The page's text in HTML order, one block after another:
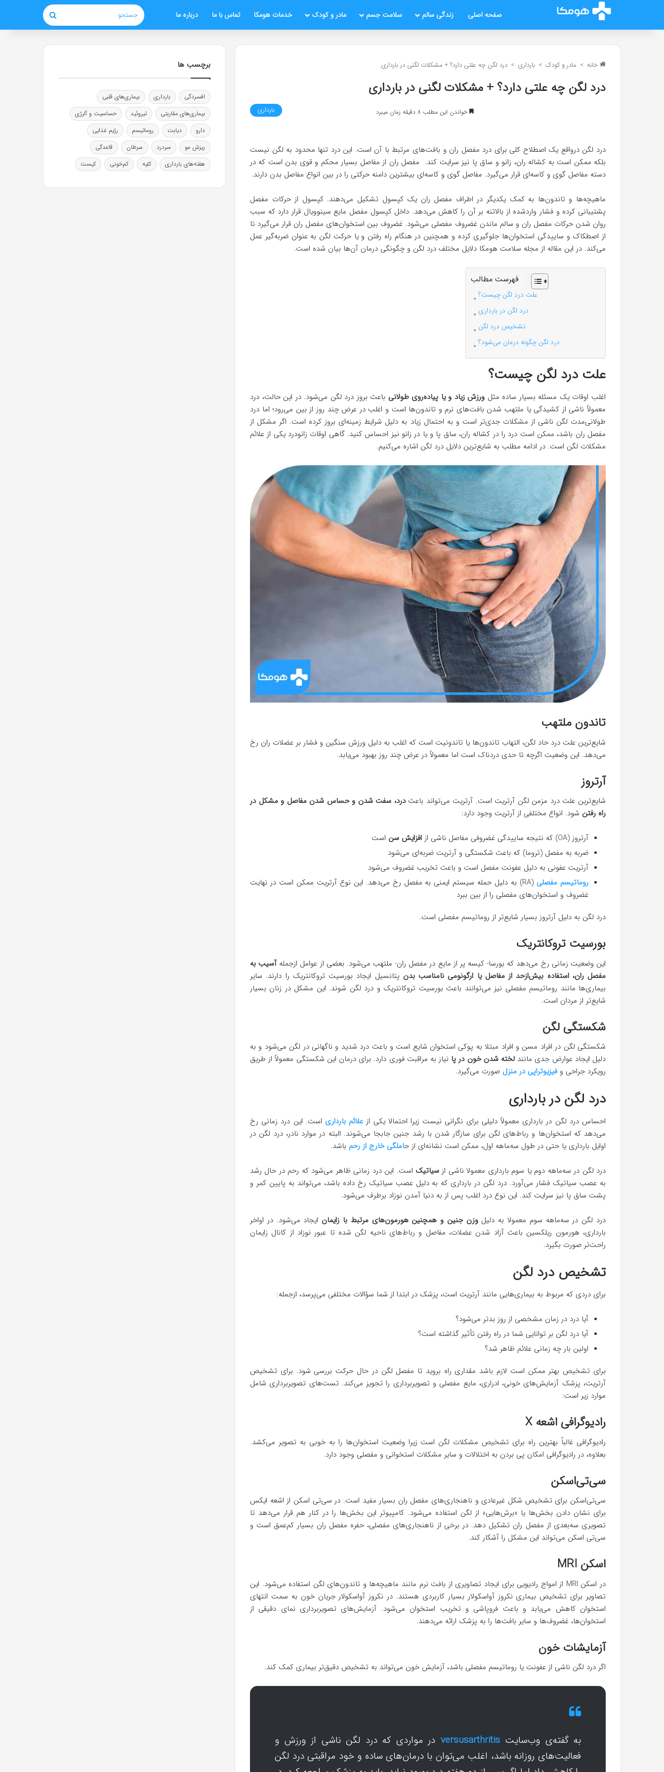
صفحه اصلی زندگی سالم سلامت جسم مادر و کودک خدمات هومکا تماس با ما درباره ما جستجو
خانه > مادر و کودک > بارداری > درد لگن چه علتی دارد؟ + مشکلات لگنی در بارداری
درد لگن چه علتی دارد؟ + مشکلات لگنی در بارداری
خواندن این مطلب 8 دقیقه زمان میبرد بارداری
درد لگن درواقع یک اصطلاح کلی برای درد مفصل ران و بافت‌های مرتبط با آن است. این درد تنها محدود به لگن نیست
بلکه ممکن است به کشاله ران، زانو و ساق پا نیز سرایت کند. مفصل ران از مفاصل بسیار محکم و قوی بدن است که در
دسته مفاصل گوی و کاسه‌ای قرار می‌گیرد. مفاصل گوی و کاسه‌ای بیشترین دامنه حرکتی را در بین انواع مفاصل بدن دارند.
ماهیچه‌ها و تاندون‌ها به کمک یکدیگر در اطراف مفصل ران یک کپسول تشکیل می‌دهند. کپسول از حرکات مفصل
پشتیبانی کرده و فشار واردشده از بالاتنه بر آن را کاهش می‌دهد. داخل کپسول مفصل مایع سینوویال قرار دارد که سبب
روان شدن حرکات مفصل ران و سالم ماندن غضروف مفصلی می‌شود. غضروف بین استخوان‌های مفصل ران قرار می‌گیرد تا
از اصطکاک و ساییدگی استخوان‌ها جلوگیری کرده و همچنین در هنگام راه رفتن و یا حرکت لگن به عنوان ضربه‌گیر عمل
می‌کند. در این مقاله از مجله سلامت هومکا دلایل مختلف درد لگن و چگونگی درمان آن‌ها بیان شده است.
فهرست مطالب
علت درد لگن چیست؟
درد لگن در بارداری
تشخیص درد لگن
درد لگن چگونه درمان می‌شود؟
علت درد لگن چیست؟
اغلب اوقات یک مسئله بسیار ساده مثل ورزش زیاد و یا پیاده‌روی طولانی باعث بروز درد لگن می‌شود. در این حالت، درد
معمولاً ناشی از کشیدگی یا ملتهب شدن بافت‌های نرم و تاندون‌ها است و اغلب در عرض چند روز از بین می‌رود؛ اما درد
طولانی‌مدت لگن ناشی از مشکلات جدی‌تر است و به احتمال زیاد به دلیل شرایط زمینه‌ای بروز کرده است. اگر مشکل از
مفصل ران باشد، ممکن است درد را در کشاله ران، ساق پا و یا در زانو نیز احساس کنید. گاهی اوقات زانودرد یکی از علائم
مشکلات لگن است. در ادامه مطلب به شایع‌ترین دلایل درد لگن اشاره می‌کنیم.
تاندون ملتهب
شایع‌ترین علت درد حاد لگن، التهاب تاندون‌ها یا تاندونیت است که اغلب به دلیل ورزش سنگین و فشار بر عضلات ران رخ
می‌دهد. این وضعیت اگرچه تا حدی دردناک است اما معمولاً در عرض چند روز بهبود می‌یابد.
آرتروز
شایع‌ترین علت درد مزمن لگن آرتریت است. آرتریت می‌تواند باعث درد، سفت شدن و حساس شدن مفاصل و مشکل در
راه رفتن شود. انواع مختلفی از آرتریت وجود دارد:
آرتروز (OA) که نتیجه ساییدگی غضروفی مفاصل ناشی از افزایش سن است
ضربه به مفصل (تروما) که باعث شکستگی و آرتریت ضربه‌ای می‌شود
آرتریت عفونی به دلیل عفونت مفصل است و باعث تخریب غضروف می‌شود
روماتیسم مفصلی
(RA) به دلیل حمله سیستم ایمنی به مفصل رخ می‌دهد. این نوع آرتریت ممکن است در نهایت
غضروف و استخوان‌های مفصلی را از بین ببرد
درد لگن به دلیل آرتروز بسیار شایع‌تر از روماتیسم مفصلی است.
بورسیت تروکانتریک
این وضعیت زمانی رخ می‌دهد که بورسا- کیسه پر از مایع در مفصل ران- ملتهب می‌شود. بعضی از عوامل ازجملهآسیب به
مفصل ران، استفاده بیش‌ازحد از مفاصل یا ارگونومی نامناسب بدن پتانسیل ایجاد بورسیت تروکانتریک را دارند. سایر
بیماری‌ها مانند روماتیسم مفصلی نیز می‌توانند باعث بورسیت تروکانتریک و درد لگن شوند. این مشکل در زنان بسیار
شایع‌تر از مردان است.
شکستگی لگن
شکستگی لگن در افراد مسن و افراد مبتلا به پوکی استخوان شایع است و باعث درد شدید و ناگهانی در لگن می‌شود و به
دلیل ایجاد عوارض جدی مانند لخته شدن خون در پا نیاز به مراقبت فوری دارد. برای درمان این شکستگی معمولاً از طریق
رویکرد جراحی و فیزیوتراپی در منزل صورت می‌گیرد.
درد لگن در بارداری
احساس درد لگن در بارداری معمولاً دلیلی برای نگرانی نیست زیرا احتمالا یکی از علائم بارداری است. این درد زمانی رخ
می‌دهد که استخوان‌ها و رباط‌های لگن برای سازگار شدن با رشد جنین جابجا می‌شوند. البته در موارد نادر، درد لگن در
اوایل بارداری یا حتی در طول سه‌ماهه اول، ممکن است نشانه‌ای از حاملگی خارج از رحم باشد.
درد لگن در سه‌ماهه دوم یا سوم بارداری معمولا ناشی از سیاتیک است. این درد زمانی ظاهر می‌شود که رحم در حال رشد
به عصب سیاتیک فشار می‌آورد. درد لگن در بارداری که به دلیل عصب سیاتیک رخ داده باشد، می‌تواند به پایین کمر و
پشت ساق پا نیز سرایت کند. این نوع درد اغلب پس از به دنیا آمدن نوزاد برطرف می‌شود.
درد لگن در سه‌ماهه سوم معمولا به دلیلوزن جنین و همچنین هورمون‌های مرتبط با زایمان ایجاد می‌شود. در اواخر
بارداری، هورمون ریلکسین باعث آزاد شدن عضلات، مفاصل و رباط‌های ناحیه لگن شده تا عبور نوزاد از کانال زایمان
راحت‌تر صورت بگیرد.
تشخیص درد لگن
برای دردی که مربوط به بیماری‌هایی مانند آرتریت است، پزشک در ابتدا از شما سؤالات مختلفی می‌پرسد، ازجمله:
آیا درد در زمان مشخصی از روز بدتر می‌شود؟
آیا درد لگن بر توانایی شما در راه رفتن تأثیر گذاشته است؟
اولین بار چه زمانی علائم ظاهر شد؟
برای تشخیص بهتر ممکن است لازم باشد مقداری راه بروید تا مفصل لگن در حال حرکت بررسی شود. برای تشخیص
آرتریت، پزشک آزمایش‌های خونی، ادراری، مایع مفصلی و تصویربرداری را تجویز می‌کند. تست‌های تصویربرداری شامل
موارد زیر است:
رادیوگرافی اشعه X
رادیوگرافی غالباً بهترین راه برای تشخیص مشکلات لگن است زیرا وضعیت استخوان‌ها را به خوبی به تصویر می‌کشد.
بعلاوه، در رادیوگرافی امکان پی بردن به اختلالات و سایر مشکلات استخوانی و مفصلی وجود دارد.
سی‌تی‌اسکن
سی‌تی‌اسکن برای تشخیص شکل غیرعادی و ناهنجاری‌های مفصل ران بسیار مفید است. در سی‌تی‌ اسکن‌ از اشعه ایکس
برای نشان دادن بخش‌ها یا «برش‌هایی» از لگن استفاده می‌شود. کامپیوتر این بخش‌ها را در کنار هم قرار می‌دهد تا
تصویری سه‌بعدی از مفصل ران تشکیل دهد. در برخی از ناهنجاری‌های مفصلی، حفره مفصل ران بسیار کم‌عمق است و
سی‌تی اسکن می‌تواند این مشکل را آشکار کند.
اسکن MRI
در اسکن MRI از امواج رادیویی برای ایجاد تصاویری از بافت نرم مانند ماهیچه‌ها و تاندون‌های لگن استفاده می‌شود. این
تصاویر برای تشخیص بیماری نکروز آواسکولار بسیار کاربردی هستند. در نکروز آواسکولار جریان خون به سمت انتهای
استخوان کاهش می‌یابد و باعث فروپاشی و تخریب استخوان می‌شود. آزمایش‌های تصویربرداری نمای دقیقی از
استخوان‌ها، غضروف‌ها و سایر بافت‌ها را به پزشک ارائه می‌دهند.
آزمایشات خون
اگر درد لگن ناشی از عفونت یا روماتیسم مفصلی باشد، آزمایش خون می‌تواند به تشخیص دقیق‌تر بیماری کمک کند.
به گفته‌ی وب‌سایتversusarthritis در مواردی که درد لگن ناشی از ورزش و
فعالیت‌های روزانه باشد، اغلب می‌توان با درمان‌های ساده و خود مراقبتی درد لگن
برچسب ها
افسردگی بارداری
بیماری‌های قلبی
بیماری‌های مقاربتی
تیروئید
حساسیت و آلرژی
دارو
دیابت روماتیسم
رژیم غذایی
ریزش مو
سردرد سرطان
قاعدگی
هفته‌های بارداری
کلیه کم‌خونی کیست